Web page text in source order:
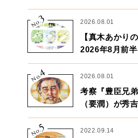
ん×漫画家・鶴
No.
3 2026.08.01
【真木あかり
2026年8月前
No.
4 2026.08.01
考察『豊臣兄
（要潤）が秀
す。天下に向
No.
5 2022.09.14